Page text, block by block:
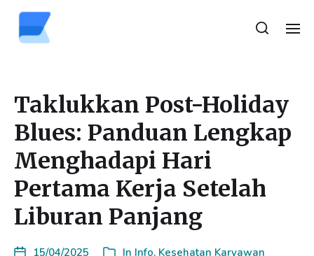
Taklukkan Post-Holiday
Blues: Panduan Lengkap
Menghadapi Hari
Pertama Kerja Setelah
Liburan Panjang
15/04/2025 In Info, Kesehatan Karyawan